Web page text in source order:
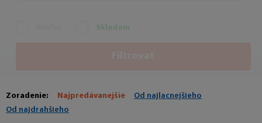
Skladom
Zoradenie: Najpredávanejšie
Od najlacnejšieho
Od najdrahšieho